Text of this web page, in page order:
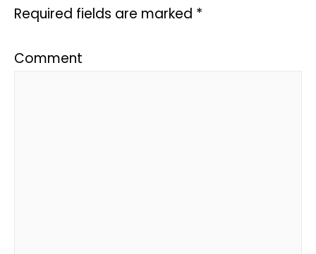
Required fields are marked *
Comment